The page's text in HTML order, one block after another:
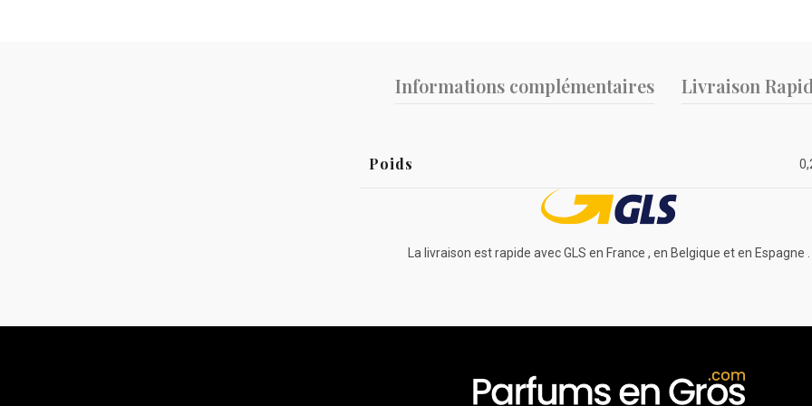
Informations complémentaires Livraison
Poids
La livraison est rapide avec GLS en France , en Belgique et en Espagne .